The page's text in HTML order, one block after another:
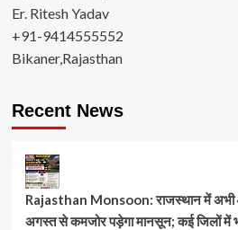
Er. Ritesh Yadav
+91-9414555552
Bikaner,Rajasthan
Recent News
Rajasthan Monsoon: राजस्थान में अभी
अगस्त से कमजोर पड़ेगा मानसून; कई जिलों में